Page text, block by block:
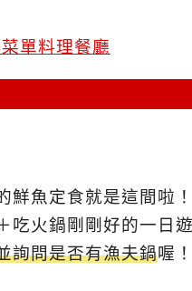
單料理餐廳
鮮魚定食就是這間啦
吃火鍋剛剛好的一日
詢問是否有漁夫鍋喔！